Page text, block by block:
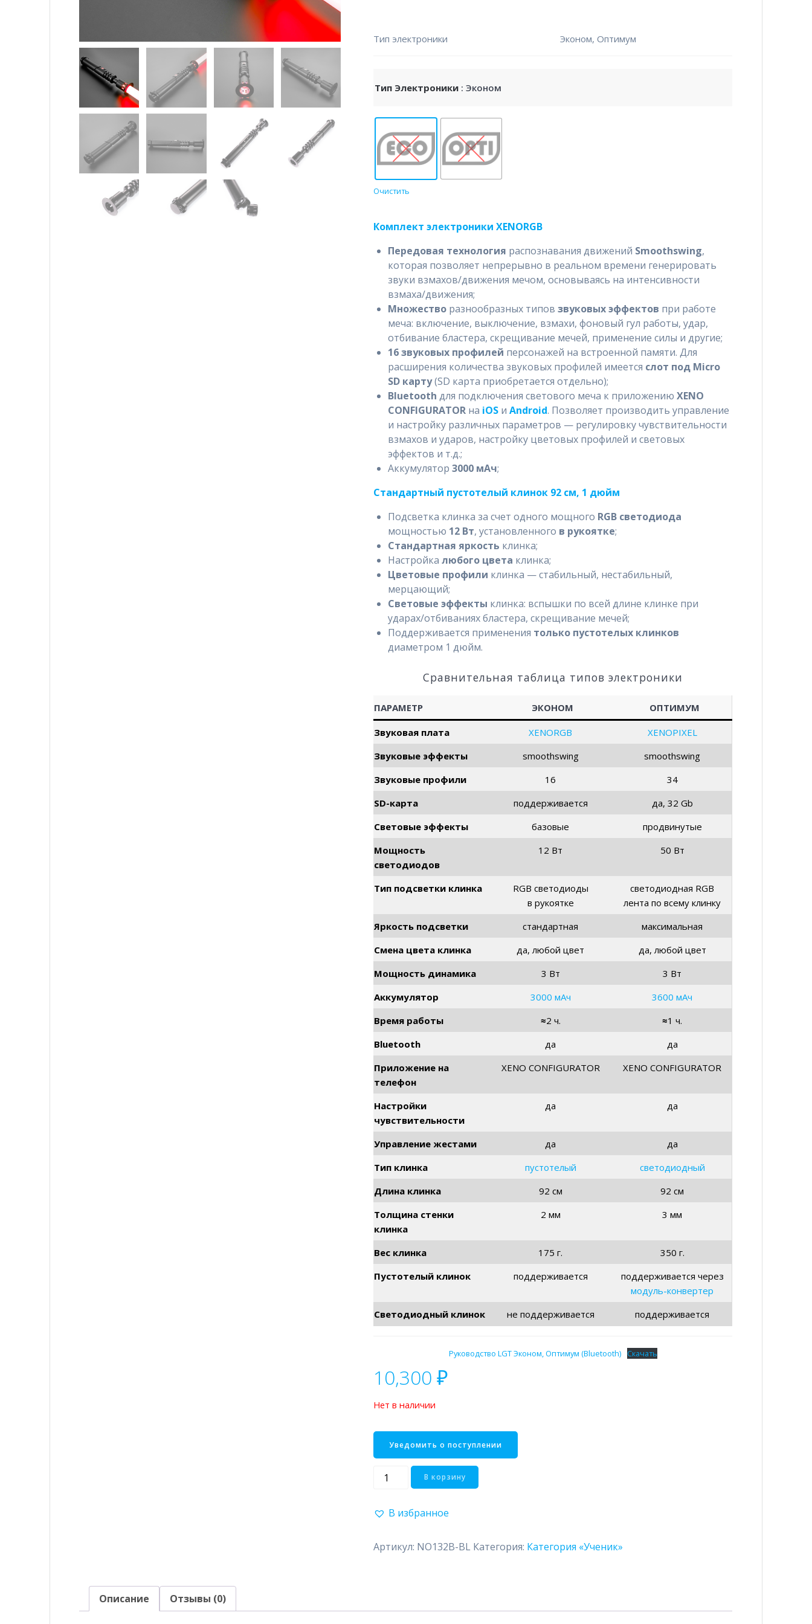
Тип электроники Эконом, Оптимум
Тип Электроники : Эконом
Очистить
Комплект электроники XENORGB
Передовая технология распознавания движений Smoothswing,
которая позволяет непрерывно в реальном времени генерировать
звуки взмахов/движения мечом, основываясь на интенсивности
взмаха/движения;
Множество разнообразных типов звуковых эффектов при работе
меча: включение, выключение, взмахи, фоновый гул работы, удар,
отбивание бластера, скрещивание мечей, применение силы и другие;
16 звуковых профилей персонажей на встроенной памяти. Для
расширения количества звуковых профилей имеется слот под Micro
SD карту(SD карта приобретается отдельно);
Bluetooth для подключения светового меча к приложению XENO
CONFIGURATORна iOSи Android. Позволяет производить управление
и настройку различных параметров — регулировку чувствительности
взмахов и ударов, настройку цветовых профилей и световых
эффектов и т.д.;
Аккумулятор 3000 мАч;
Стандартный пустотелый клинок 92 см, 1 дюйм
Подсветка клинка за счет одного мощного RGB светодиода
мощностью 12 Вт, установленного в рукоятке;
Стандартная яркость клинка;
Настройка любого цвета клинка;
Цветовые профили клинка — стабильный, нестабильный,
мерцающий;
Световые эффекты клинка: вспышки по всей длине клинке при
ударах/отбиваниях бластера, скрещивание мечей;
Поддерживается применения только пустотелых клинков
диаметром 1 дюйм.
Сравнительная таблица типов электроники
ПАРАМЕТР ЭКОНОМ ОПТИМУМ
Звуковая плата XENORGB
XENOPIXEL
Звуковые эффекты
smoothswing
smoothswing
Звуковые профили
16
34
SD-карта
поддерживается
да, 32 Gb
Световые эффекты
базовые
продвинутые
Мощность
светодиодов
12 Вт 50 Вт
Тип подсветки клинка
RGB светодиоды
в рукоятке
светодиодная RGB
лента по всему клинку
Яркость подсветки
стандартная
максимальная
Смена цвета клинка
да, любой цвет
да, любой цвет
Мощность динамика
3 Вт
3 Вт
Аккумулятор
3000 мАч
3600 мАч
Время работы
≈2 ч. ≈1 ч.
Bluetooth
да
да
Приложение на
телефон
XENO CONFIGURATOR XENO CONFIGURATOR
Настройки
чувствительности
да да
Управление жестами да
да
Тип клинка
пустотелый
светодиодный
Длина клинка
92 см
92 см
Толщина стенки
клинка
2 мм 3 мм
Вес клинка 175 г.
350 г.
Пустотелый клинок
поддерживается
поддерживается через
модуль-конвертер
Светодиодный клинок
не поддерживается поддерживается
Руководство LGT Эконом, Оптимум (Bluetooth) Скачать
10,300 ₽
Нет в наличии
Количество
В корзину
В избранное
Артикул: NO132B-BL Категория: Категория «Ученик»
Описание Отзывы (0)